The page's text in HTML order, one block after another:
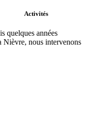
Activités
quelques années
Nièvre, nous intervenons